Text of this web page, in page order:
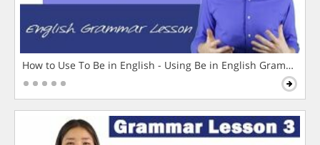
How to Use To Be in English - Using Be in English Grammar